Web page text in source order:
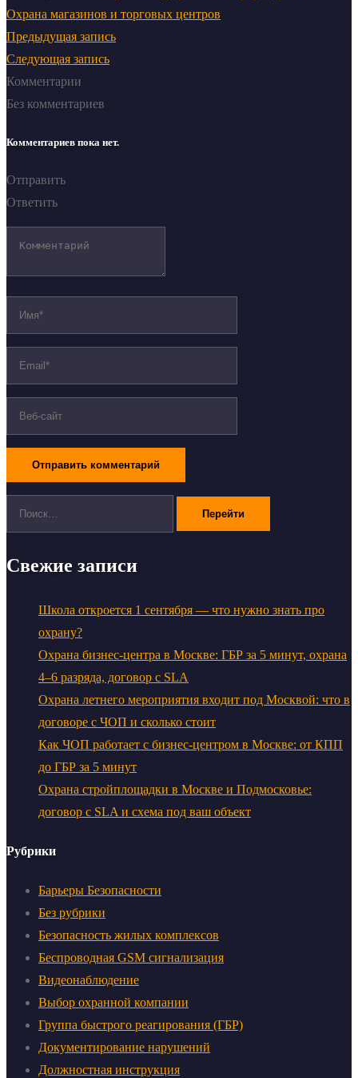
Охрана магазинов и торговых центров
Предыдущая запись
Следующая запись
Комментарии
Без комментариев
Комментариев пока нет.
Отправить
Ответить
Свежие записи
Школа откроется 1 сентября — что нужно знать про
охрану?
Охрана бизнес-центра в Москве: ГБР за 5 минут, охрана
4–6 разряда, договор с SLA
Охрана летнего мероприятия входит под Москвой: что в
договоре с ЧОП и сколько стоит
Как ЧОП работает с бизнес-центром в Москве: от КПП
до ГБР за 5 минут
Охрана стройплощадки в Москве и Подмосковье:
договор с SLA и схема под ваш объект
Рубрики
Барьеры Безопасности
Без рубрики
Безопасность жилых комплексов
Беспроводная GSM сигнализация
Видеонаблюдение
Выбор охранной компании
Группа быстрого реагирования (ГБР)
Документирование нарушений
Должностная инструкция